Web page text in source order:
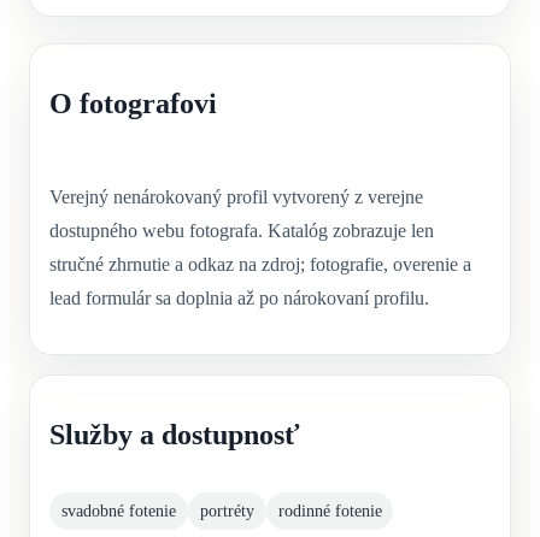
O fotografovi
Verejný nenárokovaný profil vytvorený z verejne
dostupného webu fotografa. Katalóg zobrazuje len
stručné zhrnutie a odkaz na zdroj; fotografie, overenie a
lead formulár sa doplnia až po nárokovaní profilu.
Služby a dostupnosť
svadobné fotenie portréty rodinné fotenie